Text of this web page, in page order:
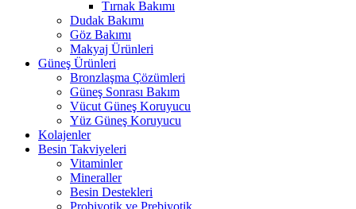
Tırnak Bakımı
Dudak Bakımı
Göz Bakımı
Makyaj Ürünleri
Güneş Ürünleri
Bronzlaşma Çözümleri
Güneş Sonrası Bakım
Vücut Güneş Koruyucu
Yüz Güneş Koruyucu
Kolajenler
Besin Takviyeleri
Vitaminler
Mineraller
Besin Destekleri
Probiyotik ve Prebiyotik